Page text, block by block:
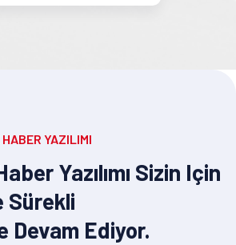
YAZILIMI
Yazılımı Sizin Için
Sürekli
Devam Ediyor.